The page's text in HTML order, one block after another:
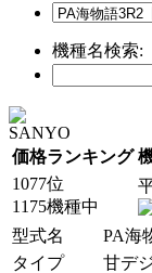
機種名検索:
SANYO
価格ランキング
1077位
1175機種中
型式名
PA海
タイプ
甘デ